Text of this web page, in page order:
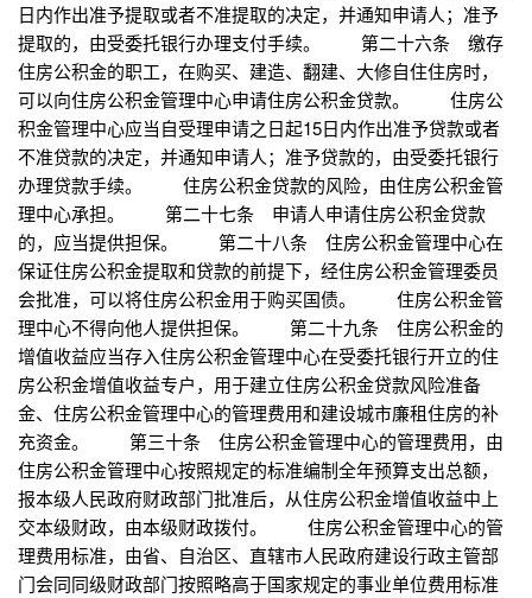
日内作出准予提取或者不准提取的决定，并通知申请人；准予
提取的，由受委托银行办理支付手续。 第二十六条 缴存
住房公积金的职工，在购买、建造、翻建、大修自住住房时，
可以向住房公积金管理中心申请住房公积金贷款。 住房公
积金管理中心应当自受理申请之日起15日内作出准予贷款或者
不准贷款的决定，并通知申请人；准予贷款的，由受委托银行
办理贷款手续。 住房公积金贷款的风险，由住房公积金管
理中心承担。 第二十七条 申请人申请住房公积金贷款
的，应当提供担保。 第二十八条 住房公积金管理中心在
保证住房公积金提取和贷款的前提下，经住房公积金管理委员
会批准，可以将住房公积金用于购买国债。 住房公积金管
理中心不得向他人提供担保。 第二十九条 住房公积金的
增值收益应当存入住房公积金管理中心在受委托银行开立的住
房公积金增值收益专户，用于建立住房公积金贷款风险准备
金、住房公积金管理中心的管理费用和建设城市廉租住房的补
充资金。 第三十条 住房公积金管理中心的管理费用，由
住房公积金管理中心按照规定的标准编制全年预算支出总额，
报本级人民政府财政部门批准后，从住房公积金增值收益中上
交本级财政，由本级财政拨付。 住房公积金管理中心的管
理费用标准，由省、自治区、直辖市人民政府建设行政主管部
门会同同级财政部门按照略高于国家规定的事业单位费用标准